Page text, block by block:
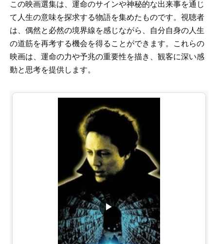
この映画選集は、運命のサインや神秘的な出来事を通じ
て人生の意味を探求する物語を集めたものです。視聴者
は、偶然と必然の境界線を感じながら、自分自身の人生
の道筋を再考する機会を得ることができます。これらの
映画は、運命の力や予兆の重要性を描き、観客に深い感
動と思考を提供します。
▶